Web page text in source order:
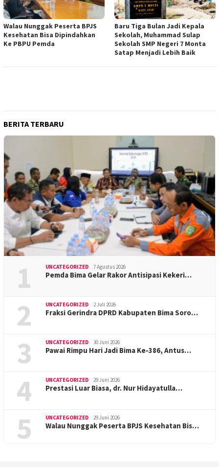
Walau Nunggak Peserta BPJS
Kesehatan Bisa Dipindahkan
Ke PBPU Pemda
Baru Tiga Bulan Jadi Kepala
Sekolah, Muhammad Sulap
Sekolah SMP Negeri 7 Monta
Satap Menjadi Lebih Baik
BERITA TERBARU
1 UNCATEGORIZED 7 Agustus 2026
Pemda Bima Gelar Rakor Antisipasi Kekeri…
2 UNCATEGORIZED 2 Juli 2026
Fraksi Gerindra DPRD Kabupaten Bima Soro…
3 UNCATEGORIZED 30 Juni 2026
Pawai Rimpu Hari Jadi Bima Ke-386, Antus…
4 UNCATEGORIZED 29 Juni 2026
Prestasi Luar Biasa, dr. Nur Hidayatulla…
5 UNCATEGORIZED 29 Juni 2026
Walau Nunggak Peserta BPJS Kesehatan Bis…